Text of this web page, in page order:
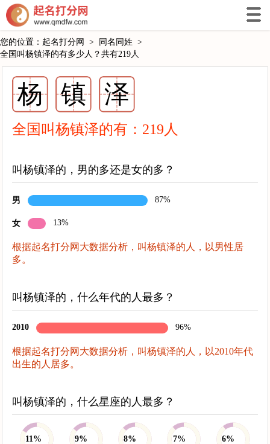
您的位置： 起名打分网 > 同名同姓 >
全国叫杨镇泽的有多少人？共有219人
杨 镇 泽
全国叫杨镇泽的有： 219 人
叫杨镇泽的，男的多还是女的多？
男 87%
女 13%
根据起名打分网大数据分析，叫杨镇泽的人，以男性居
多。
叫杨镇泽的，什么年代的人最多？
2010 96%
根据起名打分网大数据分析，叫杨镇泽的人，以2010年代
出生的人居多。
叫杨镇泽的，什么星座的人最多？
11% 9% 8% 7% 6%